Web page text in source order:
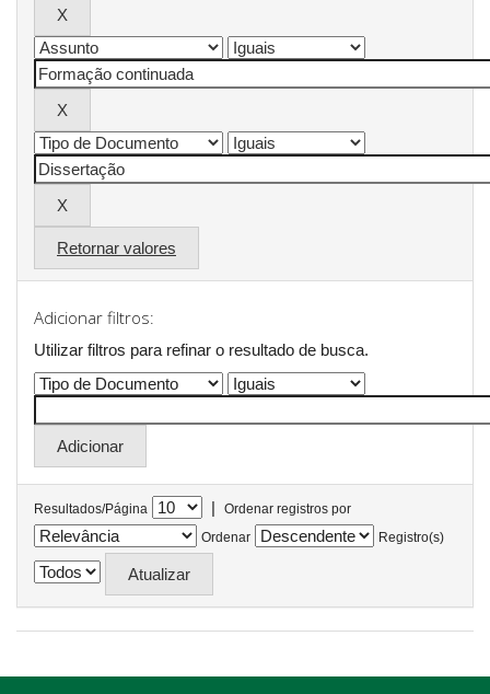
Retornar valores
Adicionar filtros:
Utilizar filtros para refinar o resultado de busca.
Resultados/Página |
Ordenar registros por
Ordenar
Registro(s)